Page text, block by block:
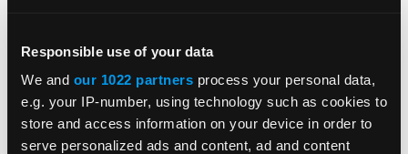
Responsible use of your data
We and our 1022 partners process your personal data,
e.g. your IP-number, using technology such as cookies to
store and access information on your device in order to
serve personalized ads and content, ad and content
agentes antigos e atuais de autoridades e
órgãos governamentais ou de outras
autoridades, repartições e órgãos
reguladores. Os dados pessoais sobre órgãos